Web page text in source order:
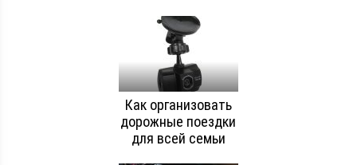
Как организовать
дорожные поездки
для всей семьи